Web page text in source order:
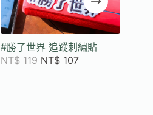
#勝了世界 追蹤刺繡貼
NT$119 NT$ 107